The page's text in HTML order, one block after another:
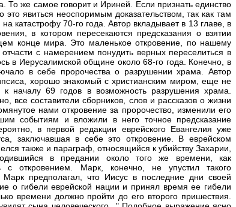
То же самое говорит и Ириней. Если признать единство
это явиться неоспоримым доказательством, так как там
катастрофу 70-го года. Автор вкладывает в 13 главе, в
в котором пересекаются предсказания о взятии
конце мира. Это маленькое откровение, по нашему
с намерением понудить верных переселиться в
в Иерусалимской общине около 68-го года. Конечно, в
в себе пророчества о разрушении храма. Автор
хорошо знакомый с христианским миром, еще не
началу 69 годов в возможность разрушения храма.
все составители сборников, слов и рассказов о жизни
нами откровение за пророчество, изменили его
событиям и вложили в него точное предсказание
в первой редакции еврейского Евангелия уже
заключавшая в себе это откровение. В еврейском
также и параграф, относящийся к убийству Захарии,
в предании около того же времени, как
с откровением. Марк, конечно, не упустил такого
Марк предполагал, что Иисус в последние дни своей
о гибели еврейской нации и принял время ее гибели
времени должно пройти до его второго пришествия.